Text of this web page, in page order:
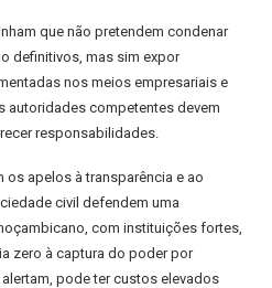
que não pretendem condenar
definitivos, mas sim expor
nos meios empresariais e
autoridades competentes devem
responsabilidades.
os apelos à transparência e ao
civil defendem uma
com instituições fortes,
zero à captura do poder por
pode ter custos elevados